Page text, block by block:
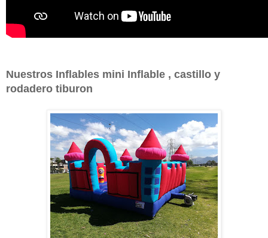
Nuestros Inflables mini Inflable , castillo y
rodadero tiburon